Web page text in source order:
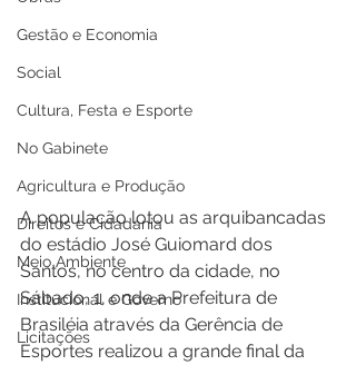
Gestão e Economia
Social
Cultura, Festa e Esporte
No Gabinete
Agricultura e Produção
Direitos e Cidadania
Meio Ambiente
Institucional e Governo
Licitações
A população lotou as arquibancadas
do estádio José Guiomard dos
Santos, no centro da cidade, no
Sábado, 1, onde a Prefeitura de
Brasiléia através da Gerência de
Esportes realizou a grande final da